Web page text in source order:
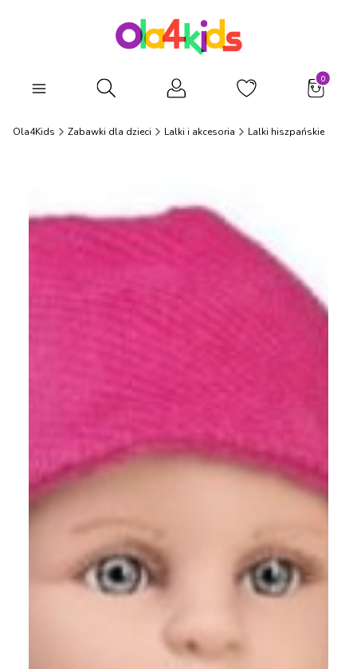
Otwórz wyszukiwarkę
Ola4Kids Zabawki dla dzieci Lalki i akcesoria Lalki hiszpańskie